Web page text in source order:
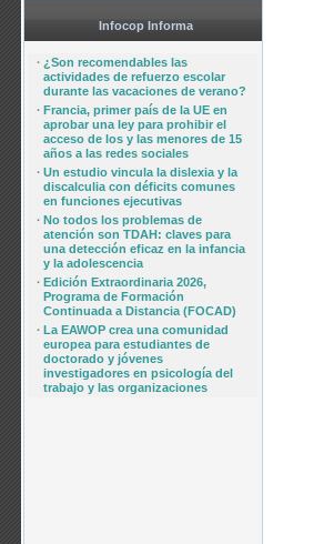
Infocop Informa
· ¿Son recomendables las
actividades de refuerzo escolar
durante las vacaciones de verano?
· Francia, primer país de la UE en
aprobar una ley para prohibir el
acceso de los y las menores de 15
años a las redes sociales
· Un estudio vincula la dislexia y la
discalculia con déficits comunes
en funciones ejecutivas
· No todos los problemas de
atención son TDAH: claves para
una detección eficaz en la infancia
y la adolescencia
· Edición Extraordinaria 2026,
Programa de Formación
Continuada a Distancia (FOCAD)
· La EAWOP crea una comunidad
europea para estudiantes de
doctorado y jóvenes
investigadores en psicología del
trabajo y las organizaciones